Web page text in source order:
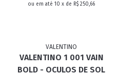
ou em até 10 x de R$ 250,66
VALENTINO
VALENTINO 1 001 VAIN
BOLD - OCULOS DE SOL